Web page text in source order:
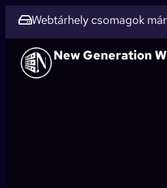
Webtárhely csomagok
New Generation